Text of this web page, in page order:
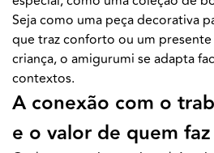
Seja como uma peça decorativa
que traz conforto ou um
criança, o amigurumi se adapta
contextos.
A conexão com o
e o valor de quem faz